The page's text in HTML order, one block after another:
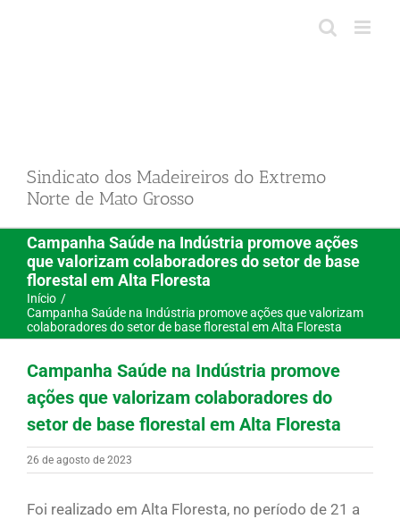
Sindicato dos Madeireiros do Extremo
Norte de Mato Grosso
Campanha Saúde na Indústria promove ações
que valorizam colaboradores do setor de base
florestal em Alta Floresta
Início
Campanha Saúde na Indústria promove ações que valorizam
colaboradores do setor de base florestal em Alta Floresta
Campanha Saúde na Indústria promove
ações que valorizam colaboradores do
setor de base florestal em Alta Floresta
26 de agosto de 2023
Foi realizado em Alta Floresta, no período de 21 a